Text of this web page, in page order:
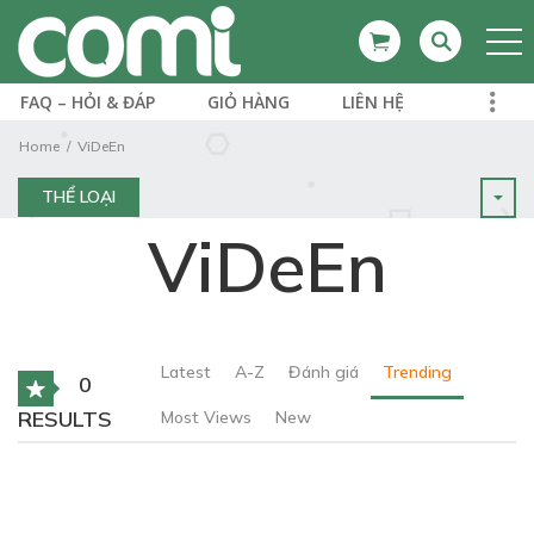
FAQ – HỎI & ĐÁP GIỎ HÀNG LIÊN HỆ
Home ViDeEn
THỂ LOẠI
ViDeEn
0
RESULTS
Latest A-Z Đánh giá Trending
Most Views New